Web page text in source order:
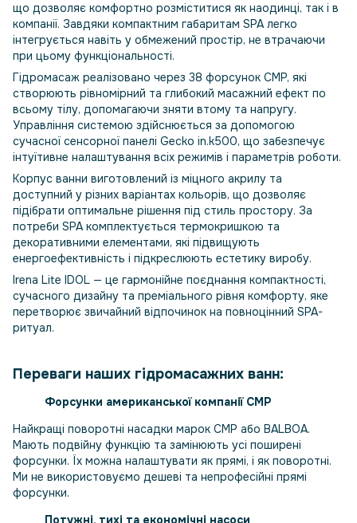
що дозволяє комфортно розміститися як наодинці, так і в
компанії. Завдяки компактним габаритам SPA легко
інтегрується навіть у обмежений простір, не втрачаючи
при цьому функціональності.
Гідромасаж реалізовано через 38 форсунок CMP, які
створюють рівномірний та глибокий масажний ефект по
всьому тілу, допомагаючи зняти втому та напругу.
Управління системою здійснюється за допомогою
сучасної сенсорної панелі Gecko in.k500, що забезпечує
інтуїтивне налаштування всіх режимів і параметрів роботи.
Корпус ванни виготовлений із міцного акрилу та
доступний у різних варіантах кольорів, що дозволяє
підібрати оптимальне рішення під стиль простору. За
потреби SPA комплектується термокришкою та
декоративними елементами, які підвищують
енергоефективність і підкреслюють естетику виробу.
Irena Lite IDOL — це гармонійне поєднання компактності,
сучасного дизайну та преміального рівня комфорту, яке
перетворює звичайний відпочинок на повноцінний SPA-
ритуал.
Переваги наших гідромасажних ванн:
Форсунки американської компанії CMP
Найкращі поворотні насадки марок CMP або BALBOA.
Мають подвійну функцію та замінюють усі поширені
форсунки. Їх можна налаштувати як прямі, і як поворотні.
Ми не використовуємо дешеві та непрофесійні прямі
форсунки.
Потужні, тихі та економічні насоси